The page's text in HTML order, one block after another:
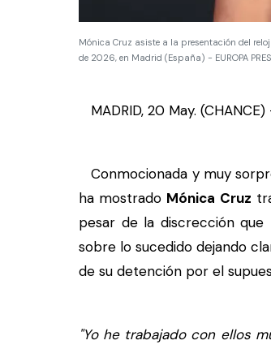
Mónica Cruz asiste a la presentación del
de 2026, en Madrid (España) - EUROPA
MADRID, 20 May. (CHANCE)
Conmocionada y muy
ha mostrado Mónica Cruz
pesar de la discrección
sobre lo sucedido dejando
de su detención por el
"Yo he trabajado con ellos